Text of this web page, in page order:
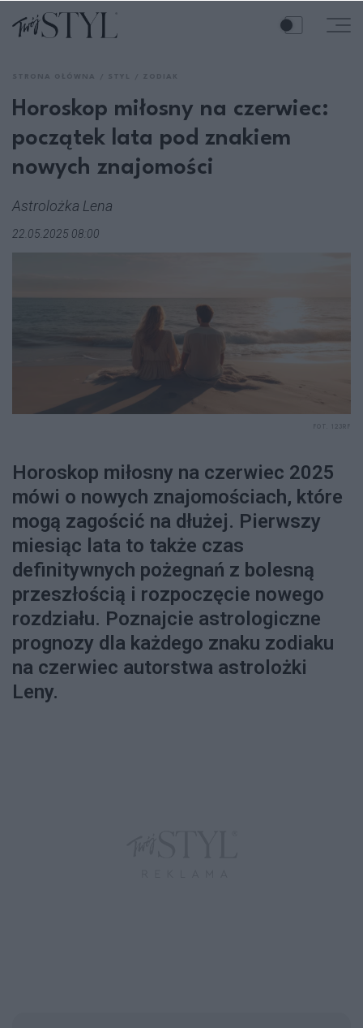
Horoskop miłosny na czerwiec:
początek lata pod znakiem
nowych znajomości
Astrolożka Lena
22.05.2025 08:00
Horoskop miłosny na czerwiec 2025
mówi o nowych znajomościach, które
mogą zagościć na dłużej. Pierwszy
miesiąc lata to także czas
definitywnych pożegnań z bolesną
przeszłością i rozpoczęcie nowego
rozdziału. Poznajcie astrologiczne
prognozy dla każdego znaku zodiaku
na czerwiec autorstwa astrolożki
Leny.